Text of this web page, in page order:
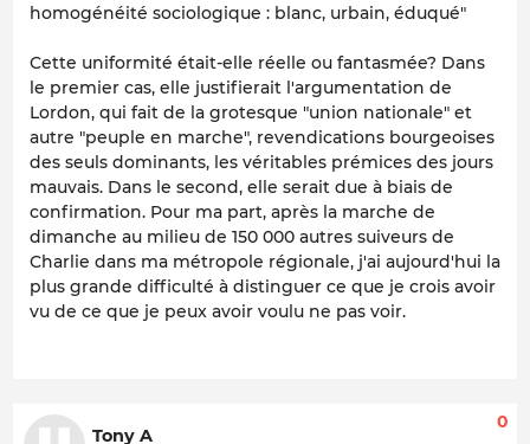
homogénéité sociologique : blanc, urbain, éduqué"
Cette uniformité était-elle réelle ou fantasmée? Dans
le premier cas, elle justifierait l'argumentation de
Lordon, qui fait de la grotesque "union nationale" et
autre "peuple en marche", revendications bourgeoises
des seuls dominants, les véritables prémices des jours
mauvais. Dans le second, elle serait due à biais de
confirmation. Pour ma part, après la marche de
dimanche au milieu de 150 000 autres suiveurs de
Charlie dans ma métropole régionale, j'ai aujourd'hui la
plus grande difficulté à distinguer ce que je crois avoir
vu de ce que je peux avoir voulu ne pas voir.
Tony A
0